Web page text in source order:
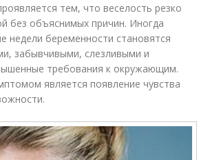
тем, что веселость резко
без объяснимых причин. Иногда
недели беременности становятся
забывчивыми, слезливыми и
требования к окружающим.
является появление чувства